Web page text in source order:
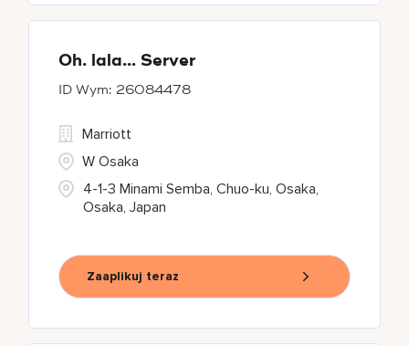
Oh. lala… Server
26084478
4-1-3 Minami Semba, Chuo-ku, Osaka,
Osaka, Japan
Marriott
W Osaka
Zaaplikuj teraz